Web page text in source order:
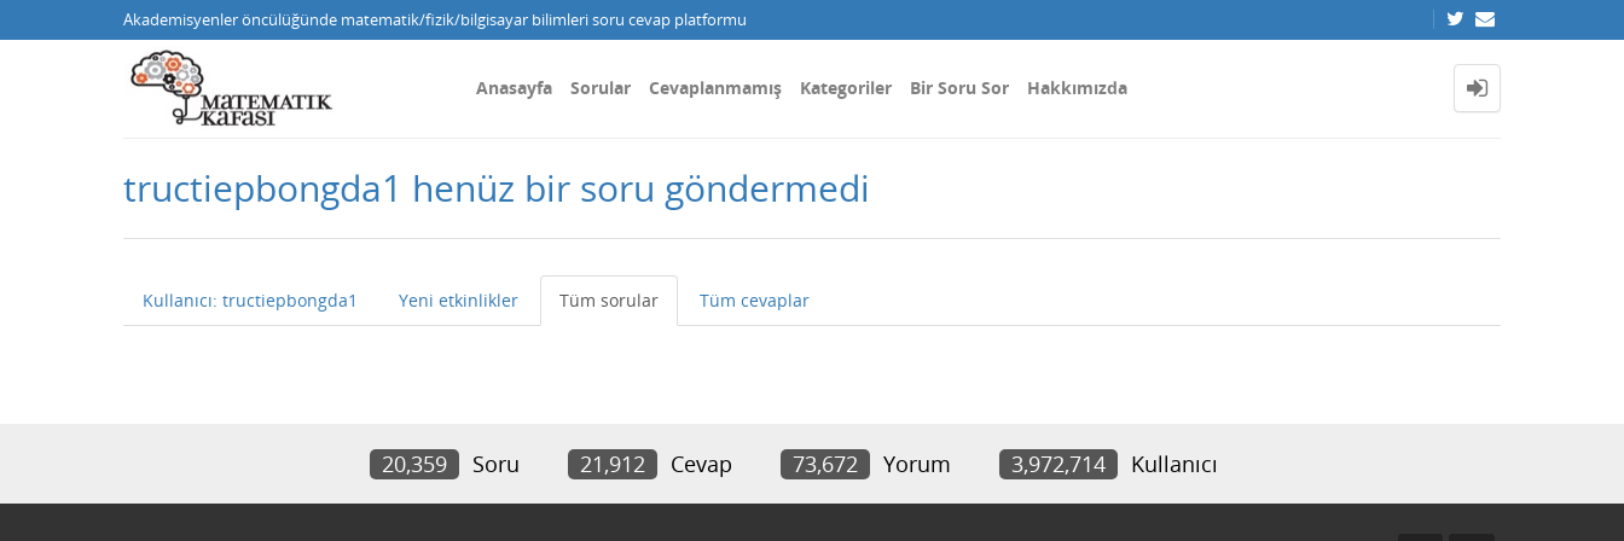
Akademisyenler öncülüğünde matematik/fizik/bilgisayar bilimleri soru cevap platformu
Anasayfa Sorular Cevaplanmamış Kategoriler Bir Soru Sor Hakkımızda
tructiepbongda1 henüz bir soru göndermedi
Kullanıcı: tructiepbongda1 Yeni etkinlikler Tüm sorular Tüm cevaplar
20,359 Soru 21,912 Cevap 73,672 Yorum 3,972,714 Kullanıcı